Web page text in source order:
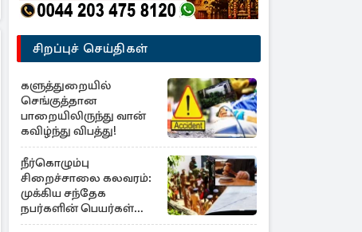
சிறப்புச் செய்திகள்
களுத்துறையில்
செங்குத்தான
பாறையிலிருந்து வான்
கவிழ்ந்து விபத்து!
நீர்கொழும்பு
சிறைச்சாலை கலவரம்:
முக்கிய சந்தேக
நபர்களின் பெயர்கள்
நீதிமன்றில் சமர்ப்பிப்பு!